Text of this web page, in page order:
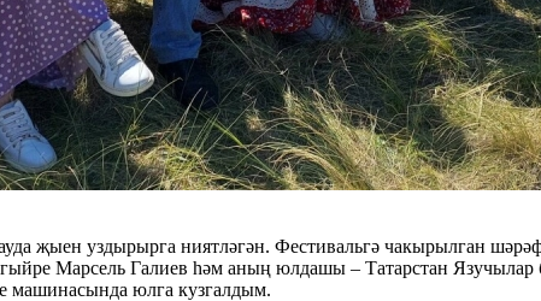
җыен уздырырга ниятләгән. Фестивальгә чакырылган
Марсель Галиев һәм аның юлдашы – Татарстан Язучылар
машинасында юлга кузгалдым.